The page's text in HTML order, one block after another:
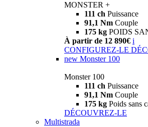
MONSTER +
111 ch Puissance
91,1 Nm Couple
175 kg POIDS
À partir de 12 890€ i
CONFIGUREZ-LE
new Monster 100
Monster 100
111 ch Puissance
91,1 Nm Couple
175 kg Poids sans
DÉCOUVREZ-LE
Multistrada